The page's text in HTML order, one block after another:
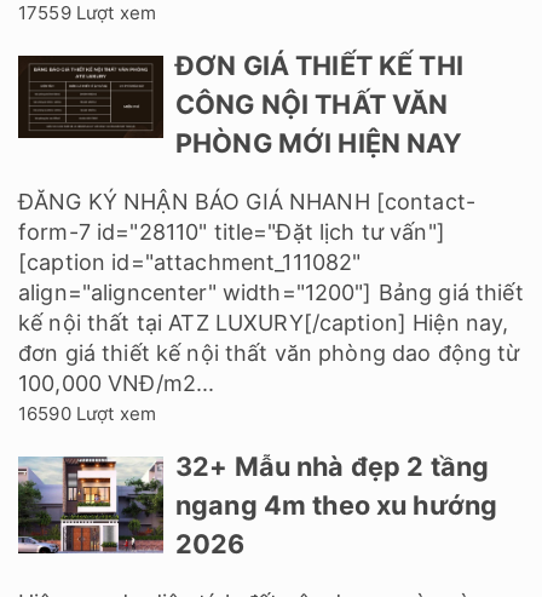
17559 Lượt xem
ĐƠN GIÁ THIẾT KẾ THI
CÔNG NỘI THẤT VĂN
PHÒNG MỚI HIỆN NAY
ĐĂNG KÝ NHẬN BÁO GIÁ NHANH [contact-
form-7 id="28110" title="Đặt lịch tư vấn"]
[caption id="attachment_111082"
align="aligncenter" width="1200"] Bảng giá thiết
kế nội thất tại ATZ LUXURY[/caption] Hiện nay,
đơn giá thiết kế nội thất văn phòng dao động từ
100,000 VNĐ/m2...
16590 Lượt xem
32+ Mẫu nhà đẹp 2 tầng
ngang 4m theo xu hướng
2026